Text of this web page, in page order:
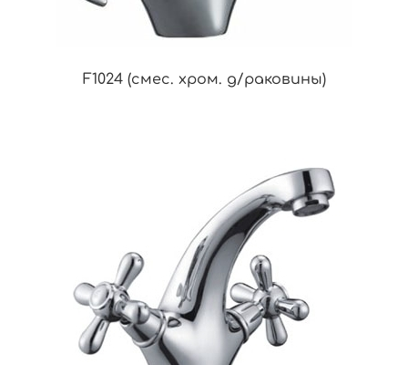
F1024 (смес. хром. д/раковины)